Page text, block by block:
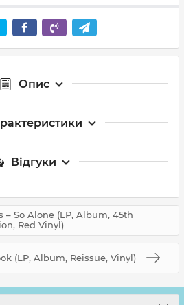
Опис
Відгуки
– So Alone (LP, Album, 45th
Red Vinyl)
(LP, Album, Reissue, Vinyl)